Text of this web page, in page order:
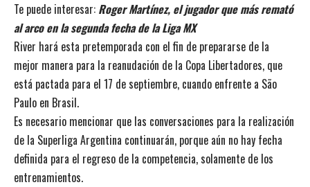
Te puede interesar: Roger Martínez, el jugador que más remató
al arco en la segunda fecha de la Liga MX
River hará esta pretemporada con el fin de prepararse de la
mejor manera para la reanudación de la Copa Libertadores, que
está pactada para el 17 de septiembre, cuando enfrente a São
Paulo en Brasil.
Es necesario mencionar que las conversaciones para la realización
de la Superliga Argentina continuarán, porque aún no hay fecha
definida para el regreso de la competencia, solamente de los
entrenamientos.